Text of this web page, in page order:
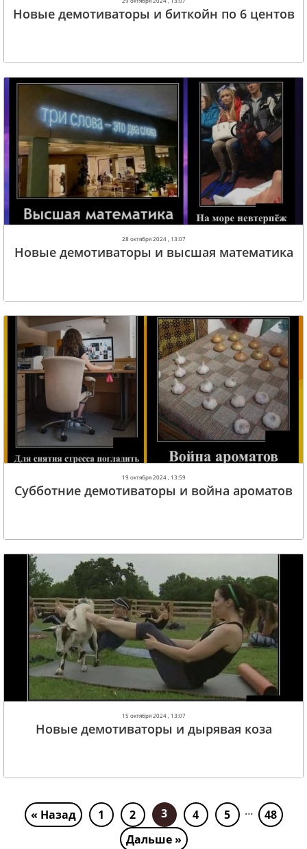
Новые демотиваторы и биткойн по 6 центов
28 октября 2024 , 13:07
Новые демотиваторы и высшая математика
19 октября 2024 , 13:59
Субботние демотиваторы и война ароматов
15 октября 2024 , 13:07
Новые демотиваторы и дырявая коза
« Назад 1 2 3 4 5 …
48
Дальше »